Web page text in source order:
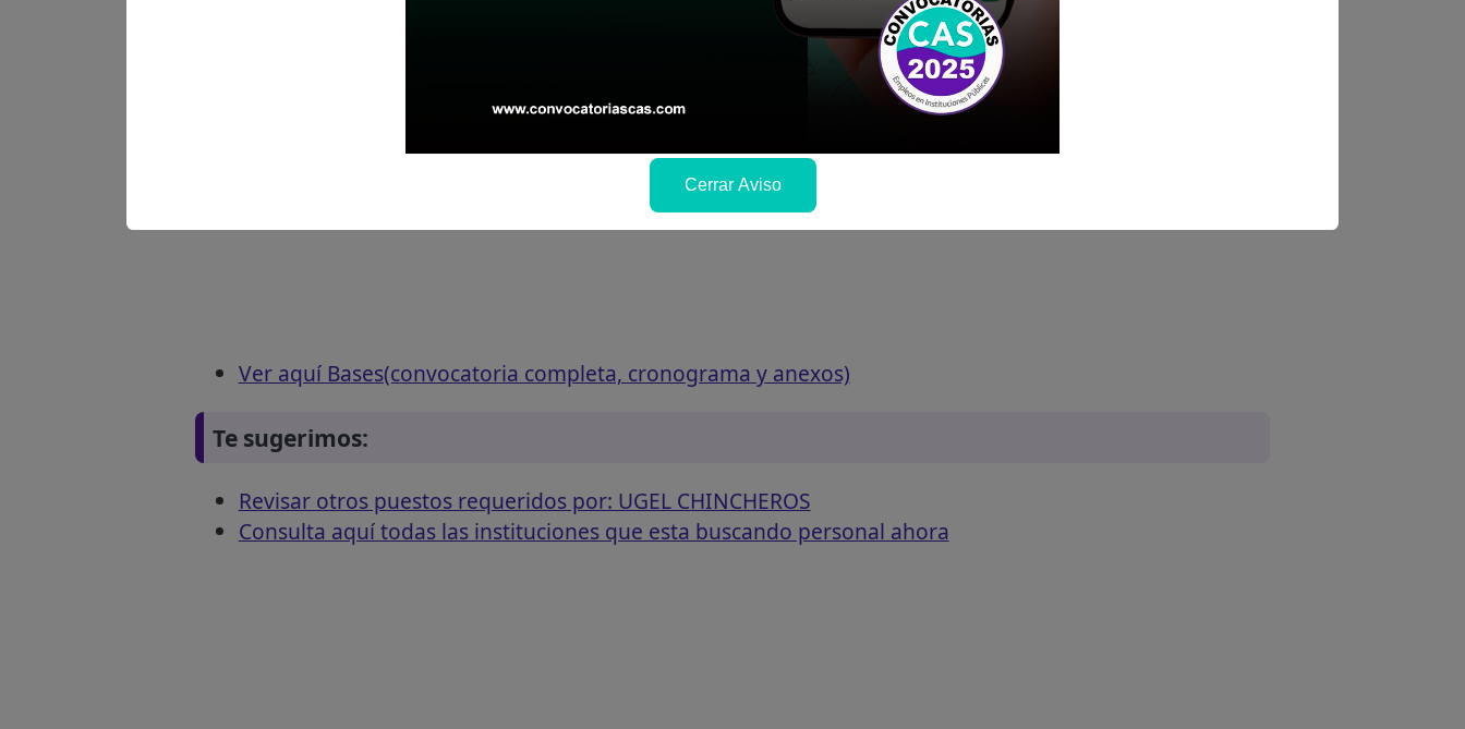
Ver aquí Bases(convocatoria completa, cronograma y anexos)
Te sugerimos:
Revisar otros puestos requeridos por: UGEL CHINCHEROS
Consulta aquí todas las instituciones que esta buscando personal ahora
Cerrar Aviso